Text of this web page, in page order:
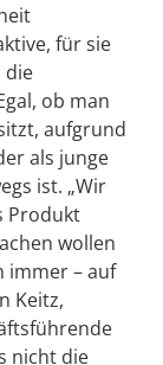
für sie
die
ob man
aufgrund
als junge
ist. „Wir
Produkt
wollen
immer – auf
Keitz,
nicht die